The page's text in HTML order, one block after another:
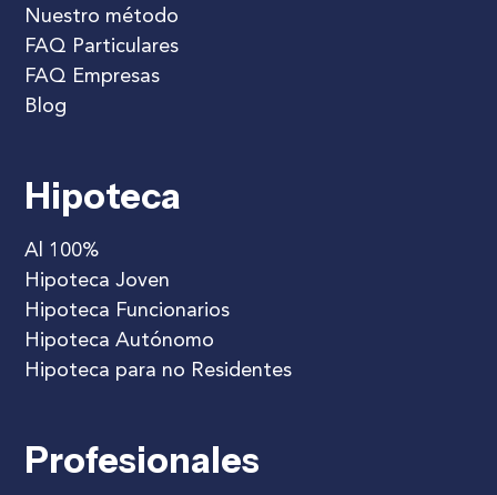
Nuestro método
FAQ Particulares
FAQ Empresas
Blog
Hipoteca
Al 100%
Hipoteca Joven
Hipoteca Funcionarios
Hipoteca Autónomo
Hipoteca para no Residentes
Profesionales